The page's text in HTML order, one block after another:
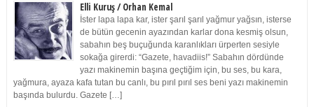
Elli Kuruş / Orhan Kemal
İster lapa lapa kar, ister şarıl şarıl yağmur yağsın, isterse
de bütün gecenin ayazından karlar dona kesmiş olsun,
sabahın beş buçuğunda karanlıkları ürperten sesiyle
sokağa girerdi: “Gazete, havadiis!” Sabahın dördünde
yazı makinemin başına geçtiğim için, bu ses, bu kara,
yağmura, ayaza kafa tutan bu canlı, bu pırıl pırıl ses beni yazı makinemin
başında bulurdu. Gazete […]